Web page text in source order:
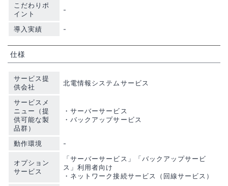
こだわりポ
イント
-
導入実績 -
仕様
サービス提
供会社
北電情報システムサービス
サービスメ
ニュー（提
供可能な製
品群）
・サーバーサービス
・バックアップサービス
動作環境 -
オプション
サービス
「サーバーサービス」「バックアップサービ
ス」利用者向け
・ネットワーク接続サービス（回線サービス）